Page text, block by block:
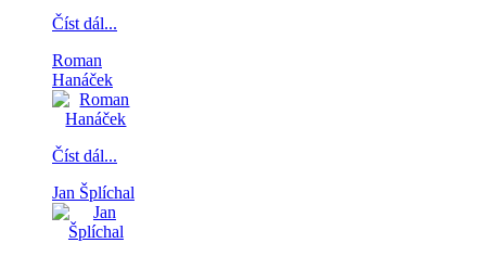
Číst dál...
Roman
Hanáček
Číst dál...
Jan Šplíchal